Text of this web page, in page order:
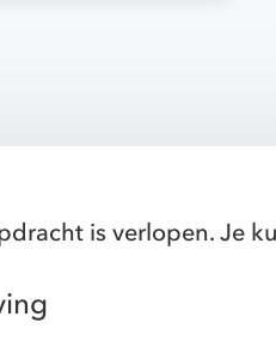
is verlopen. Je